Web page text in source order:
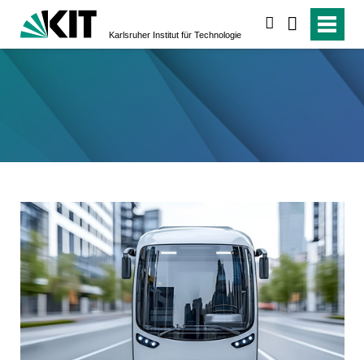
Karlsruher Institut für Technologie